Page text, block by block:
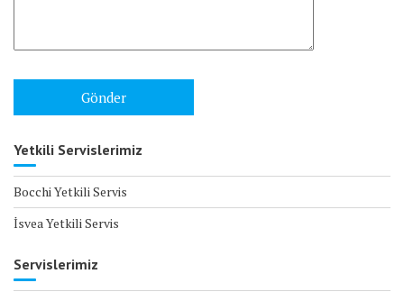
Yetkili Servislerimiz
Bocchi Yetkili Servis
İsvea Yetkili Servis
Servislerimiz